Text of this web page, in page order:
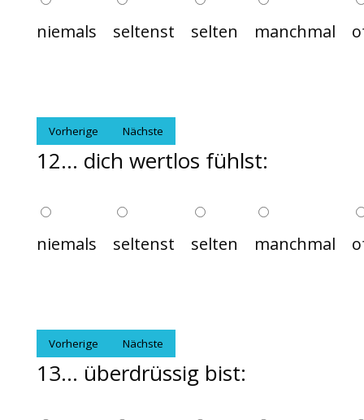
niemals seltenst selten manchmal
Vorherige Nächste
12... dich wertlos fühlst:
niemals seltenst selten manchmal
Vorherige Nächste
13... überdrüssig bist: